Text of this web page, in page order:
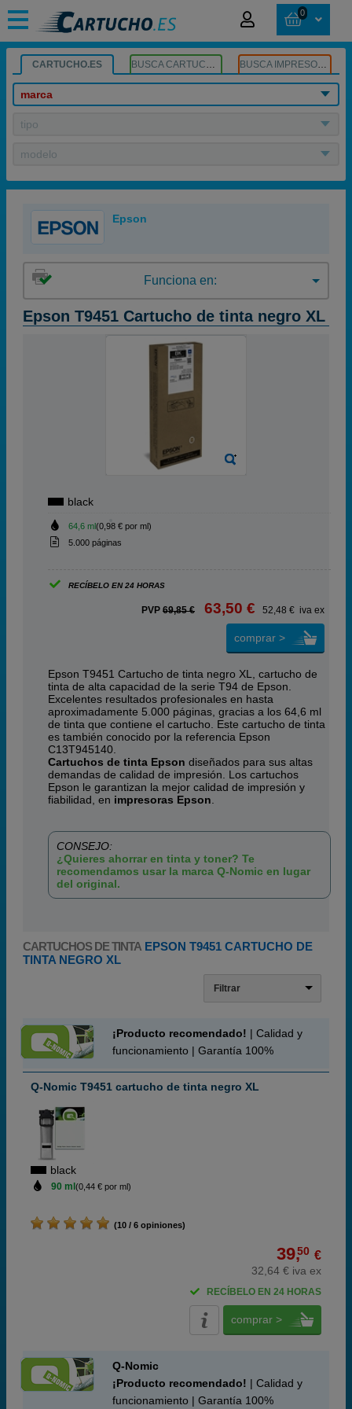
0
CARTUCHO.ES BUSCA CARTUCHOS BUSCA IMPRESORA
marca
tipo
modelo
Epson
Funciona en:
Epson T9451 Cartucho de tinta negro XL
black
64,6 ml(0,98 € por ml)
5.000 páginas
RECÍBELO EN 24 HORAS
PVP 69,85 € 63,50 € 52,48 € iva ex
comprar >
Epson T9451 Cartucho de tinta negro XL, cartucho de
tinta de alta capacidad de la serie T94 de Epson.
Excelentes resultados profesionales en hasta
aproximadamente 5.000 páginas, gracias a los 64,6 ml
de tinta que contiene el cartucho. Este cartucho de tinta
es también conocido por la referencia Epson
C13T945140.
Cartuchos de tinta Epson diseñados para sus altas
demandas de calidad de impresión. Los cartuchos
Epson le garantizan la mejor calidad de impresión y
fiabilidad, en impresoras Epson
CONSEJO:
¿Quieres ahorrar en tinta y toner? Te
recomendamos usar la marca Q-Nomic en lugar
del original.
CARTUCHOS DE TINTA EPSON T9451 CARTUCHO DE
TINTA NEGRO XL
Filtrar
¡Producto recomendado! | Calidad y
funcionamiento | Garantía 100%
Q-Nomic T9451 cartucho de tinta negro XL
black
90 ml (0,44 € por ml)
(10 / 6 opiniones)
39,50 €
32,64 € iva ex
RECÍBELO EN 24 HORAS
comprar >
Q-Nomic
¡Producto recomendado! | Calidad y
funcionamiento | Garantía 100%